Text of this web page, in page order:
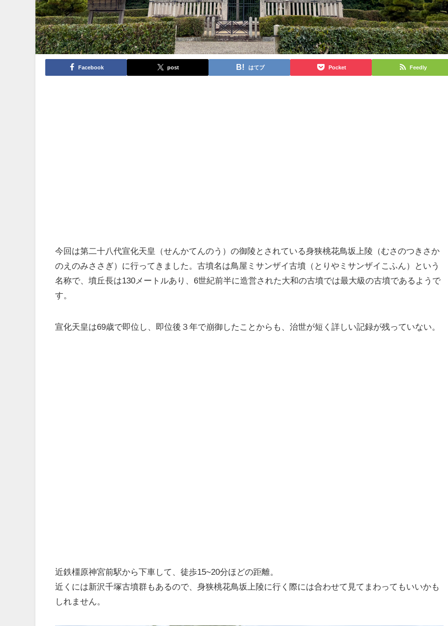
Facebook post はてブ Pocket Feedly
今回は第二十八代宣化天皇（せんかてんのう）の御陵とされている身狭桃花鳥坂上陵（むさのつきさか
のえのみささぎ）に行ってきました。古墳名は鳥屋ミサンザイ古墳（とりやミサンザイこふん）という
名称で、墳丘長は130メートルあり、6世紀前半に造営された大和の古墳では最大級の古墳であるようで
す。
宣化天皇は69歳で即位し、即位後３年で崩御したことからも、治世が短く詳しい記録が残っていない。
近鉄橿原神宮前駅から下車して、徒歩15~20分ほどの距離。
近くには新沢千塚古墳群もあるので、身狭桃花鳥坂上陵に行く際には合わせて見てまわってもいいかも
しれません。